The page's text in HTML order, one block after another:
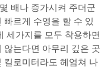
배나 증가시켜 주더군
빠르게 수영을 할 수 있
세가지를 모두 착용하면
않는다면 아무리 깊은 곳
킬로미터라도 헤엄쳐 나